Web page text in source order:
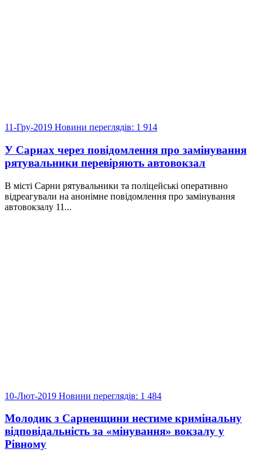
11-Гру-2019 Новини переглядів: 1 914
У Сарнах через повідомлення про замінування
рятувальники перевіряють автовокзал
В місті Сарни рятувальники та поліцейські оперативно
відреагували на анонімне повідомлення про замінування
автовокзалу 11...
10-Лют-2019 Новини переглядів: 1 484
Молодик з Сарненщини нестиме кримінальну
відповідальність за «мінування» вокзалу у
Рівному